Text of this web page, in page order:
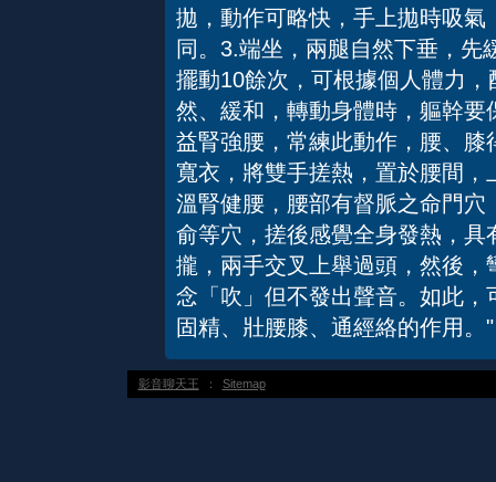
拋，動作可略快，手上拋時吸
同。3.端坐，兩腿自然下垂，先
擺動10餘次，可根據個人體力
然、緩和，轉動身體時，軀幹
益腎強腰，常練此動作，腰、
寬衣，將雙手搓熱，置於腰間
溫腎健腰，腰部有督脈之命門
俞等穴，搓後感覺全身發熱，
攏，兩手交叉上舉過頭，然後
念「吹」但不發出聲音。如此
固精、壯腰膝、通經絡的作用。"
影音聊天王 ： Sitemap